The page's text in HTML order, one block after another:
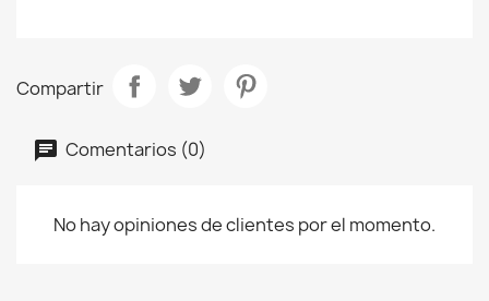
Compartir
Comentarios (0)
No hay opiniones de clientes por el momento.